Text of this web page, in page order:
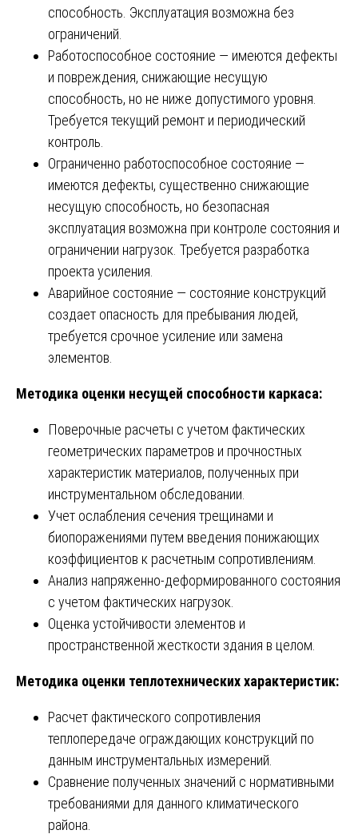
способность. Эксплуатация возможна без
ограничений.
Работоспособное состояние — имеются дефекты
и повреждения, снижающие несущую
способность, но не ниже допустимого уровня.
Требуется текущий ремонт и периодический
контроль.
Ограниченно работоспособное состояние —
имеются дефекты, существенно снижающие
несущую способность, но безопасная
эксплуатация возможна при контроле состояния и
ограничении нагрузок. Требуется разработка
проекта усиления.
Аварийное состояние — состояние конструкций
создает опасность для пребывания людей,
требуется срочное усиление или замена
элементов.
Методика оценки несущей способности каркаса:
Поверочные расчеты с учетом фактических
геометрических параметров и прочностных
характеристик материалов, полученных при
инструментальном обследовании.
Учет ослабления сечения трещинами и
биопоражениями путем введения понижающих
коэффициентов к расчетным сопротивлениям.
Анализ напряженно-деформированного состояния
с учетом фактических нагрузок.
Оценка устойчивости элементов и
пространственной жесткости здания в целом.
Методика оценки теплотехнических характеристик:
Расчет фактического сопротивления
теплопередаче ограждающих конструкций по
данным инструментальных измерений.
Сравнение полученных значений с нормативными
требованиями для данного климатического
района.